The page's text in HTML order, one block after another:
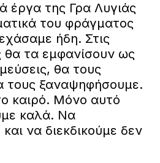
έργα της Γρα Λυγιάς
του φράγματος
ήδη. Στις
θα τα εμφανίσουν ως
θα τους
τους ξαναψηφήσουμε.
καιρό. Μόνο αυτό
καλά. Να
να διεκδικούμε δεν